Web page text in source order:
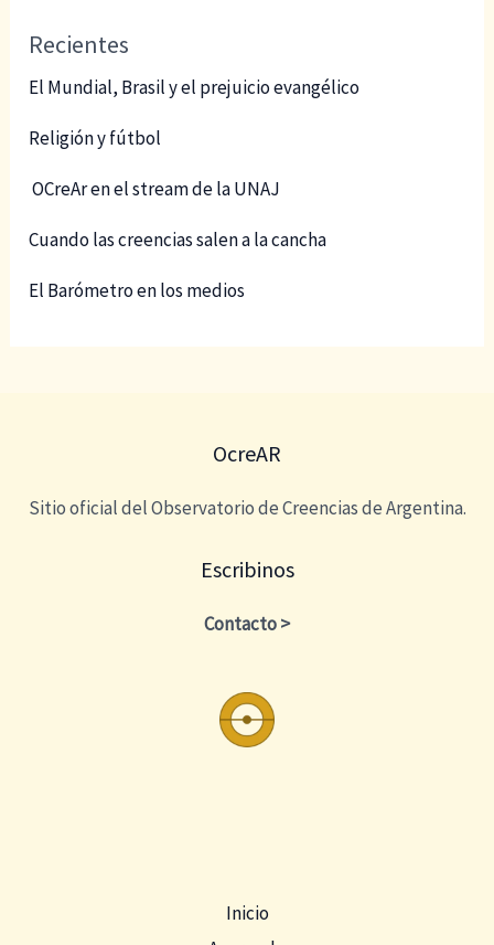
Recientes
El Mundial, Brasil y el prejuicio evangélico
Religión y fútbol
OCreAr en el stream de la UNAJ
Cuando las creencias salen a la cancha
El Barómetro en los medios
OcreAR
Sitio oficial del Observatorio de Creencias de Argentina.
Escribinos
Contacto >
Inicio